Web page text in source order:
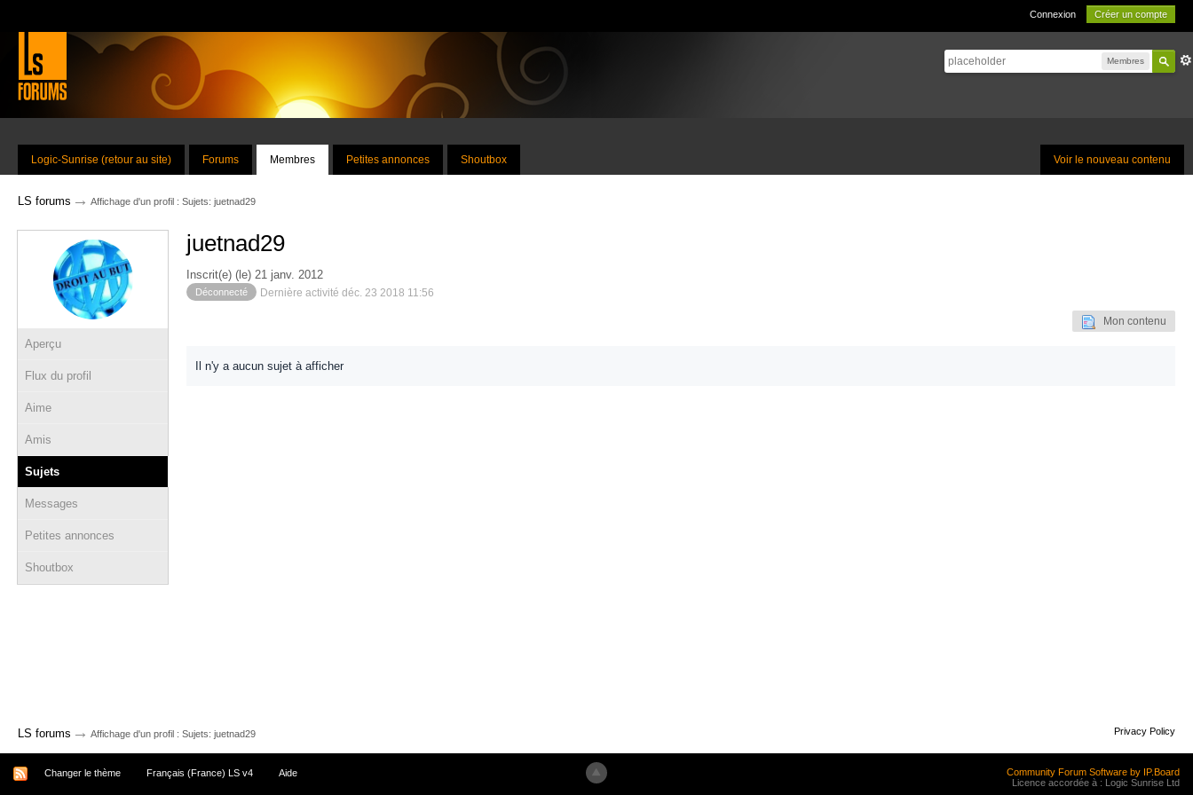
Connexion Créer un compte
Membres
Voir le nouveau contenu
Logic-Sunrise (retour au site) Forums Membres Petites annonces Shoutbox
LS forums → Affichage d'un profil : Sujets: juetnad29
Aperçu
Flux du profil
Aime
Amis
Sujets
Messages
Petites annonces
Shoutbox
juetnad29
Inscrit(e) (le) 21 janv. 2012
Déconnecté Dernière activité déc. 23 2018 11:56
Mon contenu
Il n'y a aucun sujet à afficher
LS forums → Affichage d'un profil : Sujets: juetnad29 Privacy Policy
Changer le thème Français (France) LS v4 Aide
Community Forum Software by IP.Board
Licence accordée à : Logic Sunrise Ltd